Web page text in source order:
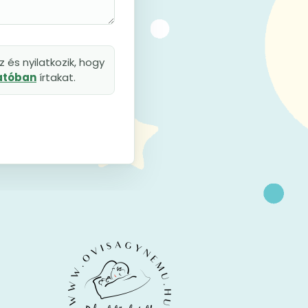
és nyilatkozik, hogy
írtakat.